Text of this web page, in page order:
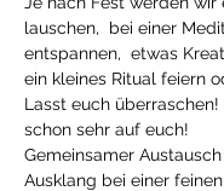
lauschen,  bei einer
entspannen,  etwas
ein kleines Ritual feiern
Lasst euch
schon sehr auf euch!
Gemeinsamer
Ausklang bei einer